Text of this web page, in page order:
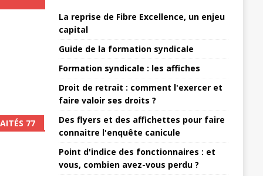
77
La reprise de Fibre Excellence, un enjeu
capital
Guide de la formation syndicale
Formation syndicale : les affiches
Droit de retrait : comment l'exercer et
faire valoir ses droits ?
Des flyers et des affichettes pour faire
connaitre l'enquête canicule
Point d'indice des fonctionnaires : et
vous, combien avez-vous perdu ?